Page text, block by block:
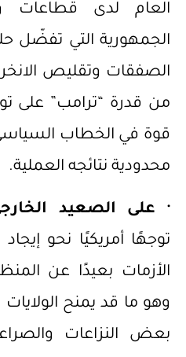
العام لدى قطاعات
الجمهورية التي تفضّل
الصفقات وتقليص
من قدرة “ترامب” على
قوة في الخطاب
محدودية نتائجه العملية.
·على الصعيد
توجهًا أمريكيًا نحو
الأزمات بعيدًا عن
وهو ما قد يمنح
بعض النزاعات